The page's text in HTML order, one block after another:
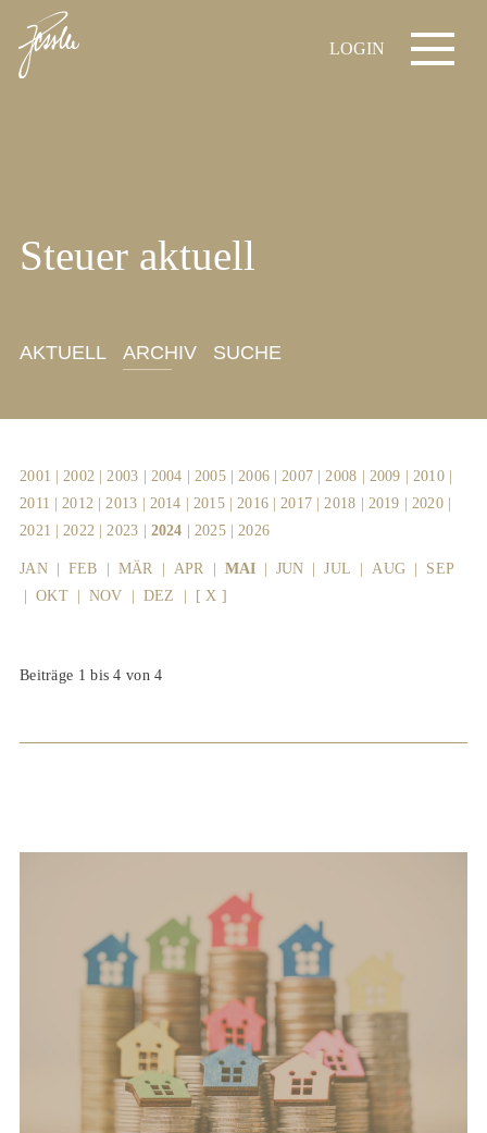
LOGIN
Steuer aktuell
AKTUELL ARCHIV SUCHE
2001 |2002 |2003 2004 2005| 2006 |2007 |2008 2009 2010|
2011 |2012 |2013 2014 2015| 2016 |2017 |2018 2019 2020|
2021 |2022 |2023 2024 2025| 2026
JAN| FEB MÄR APR MAI| JUN |JUL |AUG
SEP
OKT| NOV DEZ [ X ]
Beiträge 1 bis 4 von 4